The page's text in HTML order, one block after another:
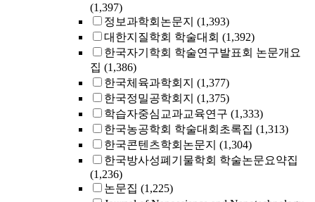
(1,397)
정보과학회논문지 (1,393)
대한지질학회 학술대회 (1,392)
한국자기학회 학술연구발표회 논문개요
집 (1,386)
한국체육과학회지 (1,377)
한국정밀공학회지 (1,375)
학습자중심교과교육연구 (1,333)
한국농공학회 학술대회초록집 (1,313)
한국콘텐츠학회논문지 (1,304)
한국방사성폐기물학회 학술논문요약집
(1,236)
논문집 (1,225)